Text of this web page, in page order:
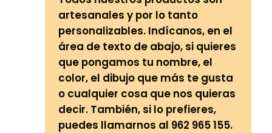
artesanales y por lo tanto
personalizables. Indícanos, en el
área de texto de abajo, si quieres
que pongamos tu nombre, el
color, el dibujo que más te gusta
o cualquier cosa que nos quieras
decir. También, si lo prefieres,
puedes llamarnos al 962 965 155.